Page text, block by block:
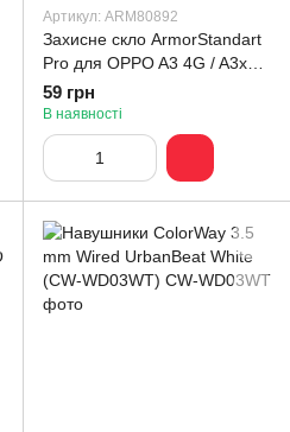
Артикул: ARM80892
Захисне скло ArmorStandart
Pro для OPPO A3 4G / A3x
4G Black (ARM80892)
59 грн
В наявності